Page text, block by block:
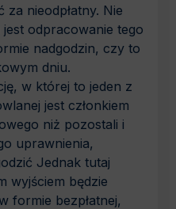
nieodpłatny. Nie
odpracowanie tego
nadgodzin, czy to
dniu.
w której to jeden z
jest członkiem
niż pozostali i
uprawnienia,
Jednak tutaj
wyjściem będzie
formie bezpłatnej,